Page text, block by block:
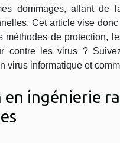
dommages, allant de
Cet article vise
de protection,
contre les virus ?
informatique et
ingénierie